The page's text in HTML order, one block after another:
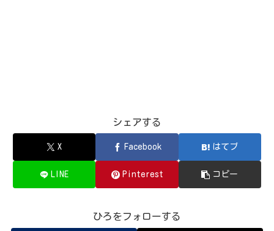
シェアする
X Facebook はてブ
LINE Pinterest コピー
ひろをフォローする